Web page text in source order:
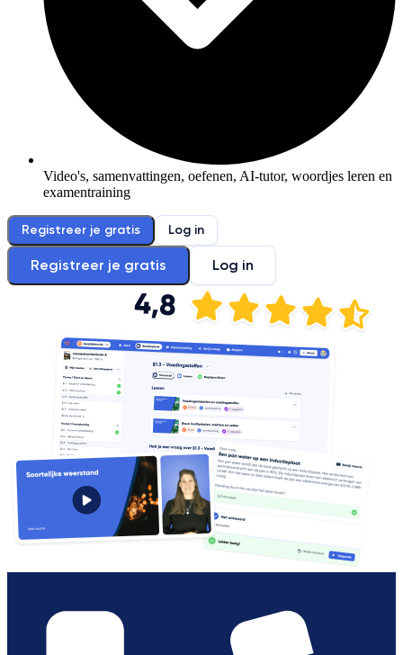
Video's, samenvattingen, oefenen, AI-tutor, woordjes leren en
examentraining
Registreer je gratis Log in
Registreer je gratis Log in